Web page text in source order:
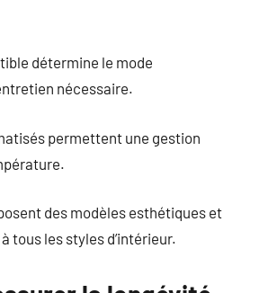
détermine le mode
nécessaire.
permettent une gestion
des modèles esthétiques et
tous les styles d’intérieur.